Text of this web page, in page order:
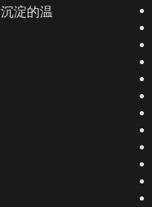
淀的温
曲（满月篇）”